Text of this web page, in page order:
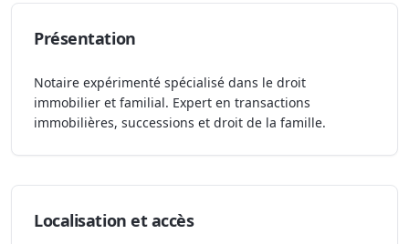
Présentation
Notaire expérimenté spécialisé dans le droit
immobilier et familial. Expert en transactions
immobilières, successions et droit de la famille.
Localisation et accès